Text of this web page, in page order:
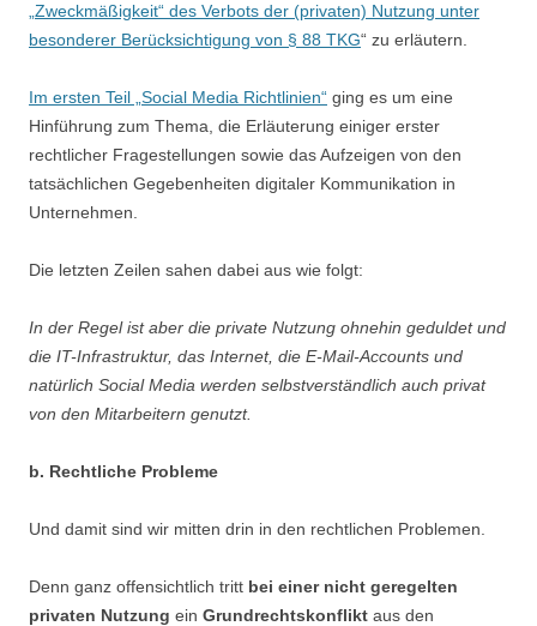
„Zweckmäßigkeit“ des Verbots der (privaten) Nutzung unter
besonderer Berücksichtigung von § 88 TKG“ zu erläutern.
Im ersten Teil „Social Media Richtlinien“ ging es um eine
Hinführung zum Thema, die Erläuterung einiger erster
rechtlicher Fragestellungen sowie das Aufzeigen von den
tatsächlichen Gegebenheiten digitaler Kommunikation in
Unternehmen.
Die letzten Zeilen sahen dabei aus wie folgt:
In der Regel ist aber die private Nutzung ohnehin geduldet und
die IT-Infrastruktur, das Internet, die E-Mail-Accounts und
natürlich Social Media werden selbstverständlich auch privat
von den Mitarbeitern genutzt.
b. Rechtliche Probleme
Und damit sind wir mitten drin in den rechtlichen Problemen.
Denn ganz offensichtlich tritt bei einer nicht geregelten
privaten Nutzung ein Grundrechtskonflikt aus den